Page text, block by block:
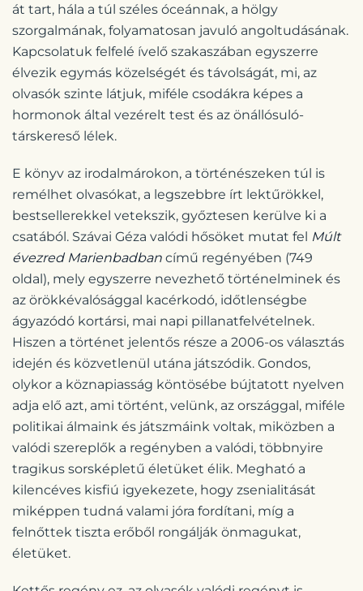
át tart, hála a túl széles óceánnak, a hölgy
szorgalmának, folyamatosan javuló angoltudásának.
Kapcsolatuk felfelé ívelő szakaszában egyszerre
élvezik egymás közelségét és távolságát, mi, az
olvasók szinte látjuk, miféle csodákra képes a
hormonok által vezérelt test és az önállósuló-
társkereső lélek.
E könyv az irodalmárokon, a történészeken túl is
remélhet olvasókat, a legszebbre írt lektűrökkel,
bestsellerekkel vetekszik, győztesen kerülve ki a
csatából. Szávai Géza valódi hősöket mutat fel Múlt
évezred Marienbadban című regényében (749
oldal), mely egyszerre nevezhető történelminek és
az örökkévalósággal kacérkodó, időtlenségbe
ágyazódó kortársi, mai napi pillanatfelvételnek.
Hiszen a történet jelentős része a 2006-os választás
idején és közvetlenül utána játszódik. Gondos,
olykor a köznapiasság köntösébe bújtatott nyelven
adja elő azt, ami történt, velünk, az országgal, miféle
politikai álmaink és játszmáink voltak, miközben a
valódi szereplők a regényben a valódi, többnyire
tragikus sorsképletű életüket élik. Megható a
kilencéves kisfiú igyekezete, hogy zsenialitását
miképpen tudná valami jóra fordítani, míg a
felnőttek tiszta erőből rongálják önmagukat,
életüket.